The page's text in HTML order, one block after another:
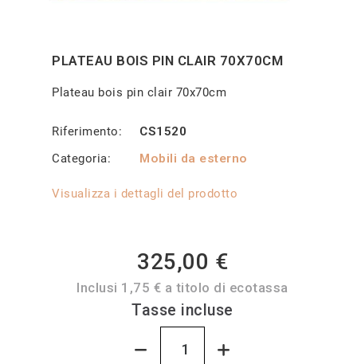
PLATEAU BOIS PIN CLAIR 70X70CM
Plateau bois pin clair 70x70cm
Riferimento
CS1520
Categoria
Mobili da esterno
Visualizza i dettagli del prodotto
325,00 €
Inclusi 1,75 € a titolo di ecotassa
Tasse incluse